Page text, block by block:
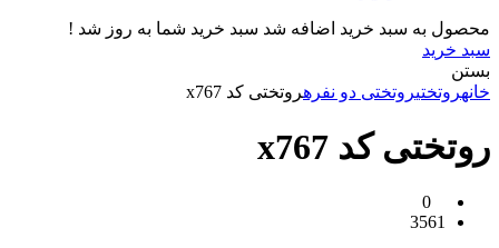
محصول به سبد خرید اضافه شد سبد خرید شما به روز شد !
سبد خرید
بستن
خانهروتختیروتختی دو نفرهروتختی کد x767
روتختی کد x767
0
3561